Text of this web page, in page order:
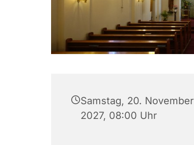
Samstag, 20. November
2027, 08:00 Uhr